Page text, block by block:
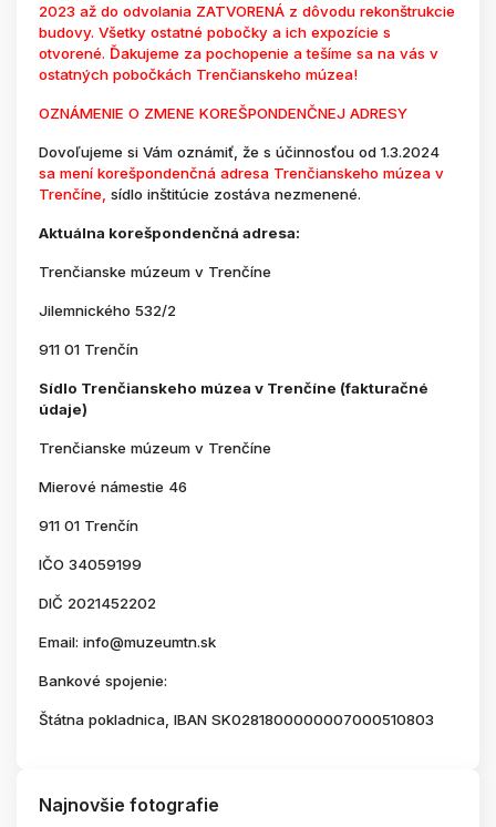
2023 až do odvolania ZATVORENÁ z dôvodu rekonštrukcie
budovy. Všetky ostatné pobočky a ich expozície s
otvorené. Ďakujeme za pochopenie a tešíme sa na vás v
ostatných pobočkách Trenčianskeho múzea!
OZNÁMENIE O ZMENE KOREŠPONDENČNEJ ADRESY
Dovoľujeme si Vám oznámiť, že s účinnosťou od 1.3.2024
sa mení korešpondenčná adresa Trenčianskeho múzea v
Trenčíne, sídlo inštitúcie zostáva nezmenené.
Aktuálna korešpondenčná adresa:
Trenčianske múzeum v Trenčíne
Jilemnického 532/2
911 01 Trenčín
Sídlo Trenčianskeho múzea v Trenčíne (fakturačné
údaje)
Trenčianske múzeum v Trenčíne
Mierové námestie 46
911 01 Trenčín
IČO 34059199
DIČ 2021452202
Email: info@muzeumtn.sk
Bankové spojenie:
Štátna pokladnica, IBAN SK0281800000007000510803
Najnovšie fotografie